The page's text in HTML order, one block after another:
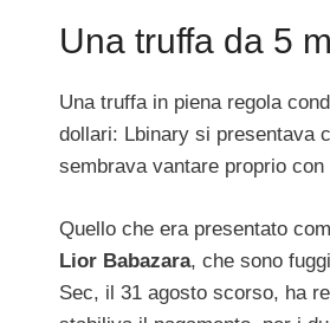
Una truffa da 5
Una truffa in piena regola
dollari: Lbinary si presentava
sembrava vantare proprio
Quello che era presentato
Lior Babazara, che sono
Sec, il 31 agosto scorso, ha